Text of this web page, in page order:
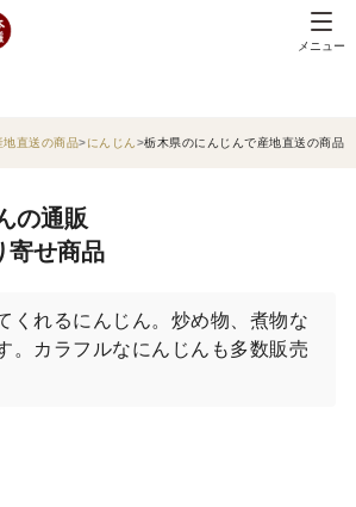
メニュー
地直送の商品 にんじん 栃木県のにんじんで産地直送の商品
の通販
寄せ商品
くれるにんじん。炒め物、煮物な
。カラフルなにんじんも多数販売